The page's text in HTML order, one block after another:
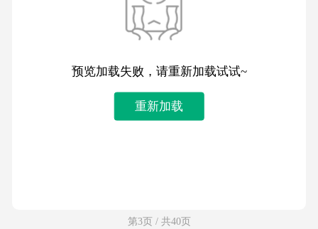
预览加载失败，请重新加载试试~
重新加载
第3页 / 共40页